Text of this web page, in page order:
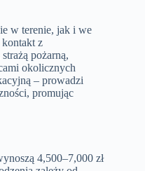
w terenie, jak i we
kontakt z
pożarną,
okolicznych
– prowadzi
promując
4,500–7,000 zł